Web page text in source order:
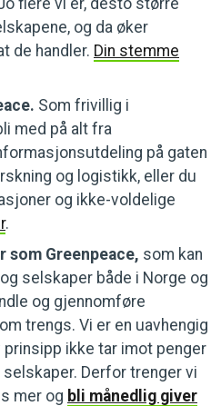
flere vi er, desto større
og da øker
de handler. Din stemme
Som frivillig i
med på alt fra
på gaten
og logistikk, eller du
og ikke-voldelige
.
som Greenpeace, som kan
selskaper både i Norge og
og gjennomføre
trengs. Vi er en uavhengig
ikke tar imot penger
Derfor trenger vi
mer og bli månedlig giver